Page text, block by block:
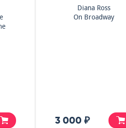
Diana Ross
On Broadway
3 000 ₽